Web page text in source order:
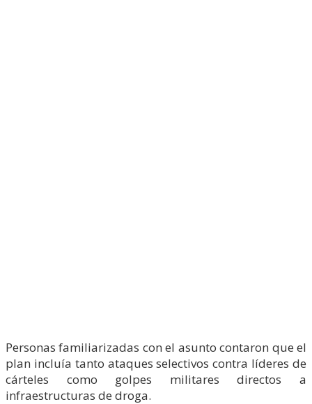
Personas familiarizadas con el asunto contaron que el
plan incluía tanto ataques selectivos contra líderes de
cárteles como golpes militares directos a
infraestructuras de droga.